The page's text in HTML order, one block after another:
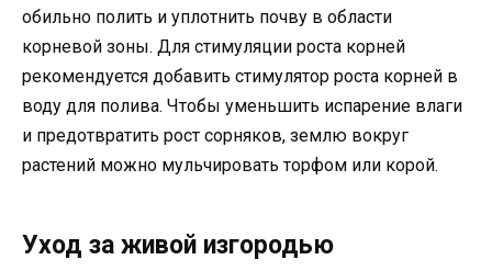
обильно полить и уплотнить почву в области
корневой зоны. Для стимуляции роста корней
рекомендуется добавить стимулятор роста корней в
воду для полива. Чтобы уменьшить испарение влаги
и предотвратить рост сорняков, землю вокруг
растений можно мульчировать торфом или корой.
Уход за живой изгородью